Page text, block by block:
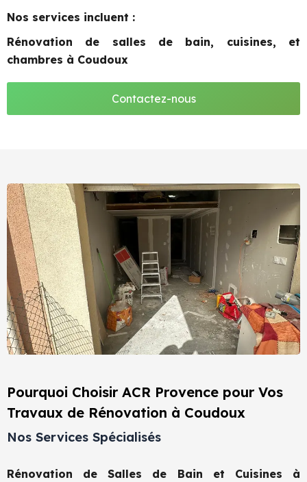
Nos services incluent :
Rénovation de salles de bain, cuisines, et
chambres à Coudoux
Contactez-nous
Pourquoi Choisir ACR Provence pour Vos
Travaux de Rénovation à Coudoux
Nos Services Spécialisés
Rénovation de Salles de Bain et Cuisines à